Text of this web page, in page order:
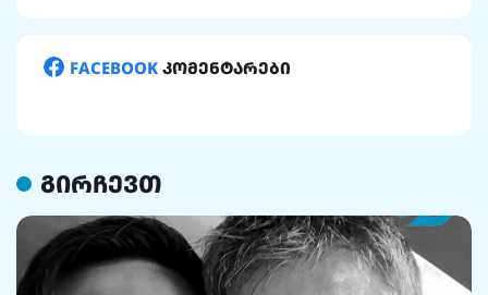
FACEBOOK კომენტარები
გირჩევთ